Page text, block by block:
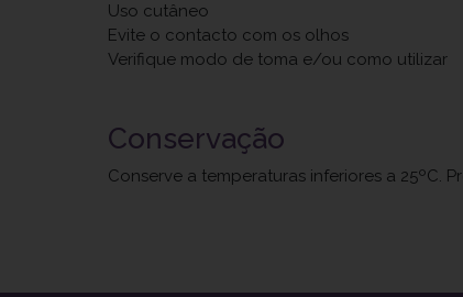
Uso cutâneo
Evite o contacto com os olhos
Verifique modo de toma e/ou como utilizar
Conservação
Conserve a temperaturas inferiores a 25ºC.